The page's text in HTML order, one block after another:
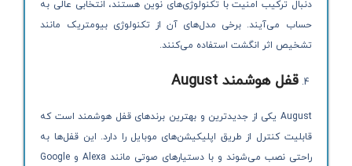
دنبال ترکیب امنیت با تکنولوژی‌های نوین هستند، انتخابی عالی به
حساب می‌آیند. برخی مدل‌های آن از تکنولوژی بیومتریک مانند
تشخیص اثر انگشت استفاده می‌کنند.
قفل هوشمند August
August یکی از جدیدترین و بهترین برندهای قفل هوشمند است که
قابلیت کنترل از طریق اپلیکیشن‌های موبایل را دارد. این قفل‌ها به
راحتی نصب می‌شوند و با دستیارهای صوتی مانند Alexa و Google